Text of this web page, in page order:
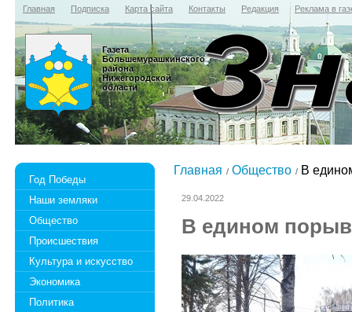
Главная Подписка Карта сайта Контакты Редакция Реклама в
Газета
Большемурашкинского
района
Нижегородской
области
Год Победы
Наши земляки
Общество
Происшествия
Культура и искусство
Экономика
Политика
Главная Общество В
29.04.2022
В едином